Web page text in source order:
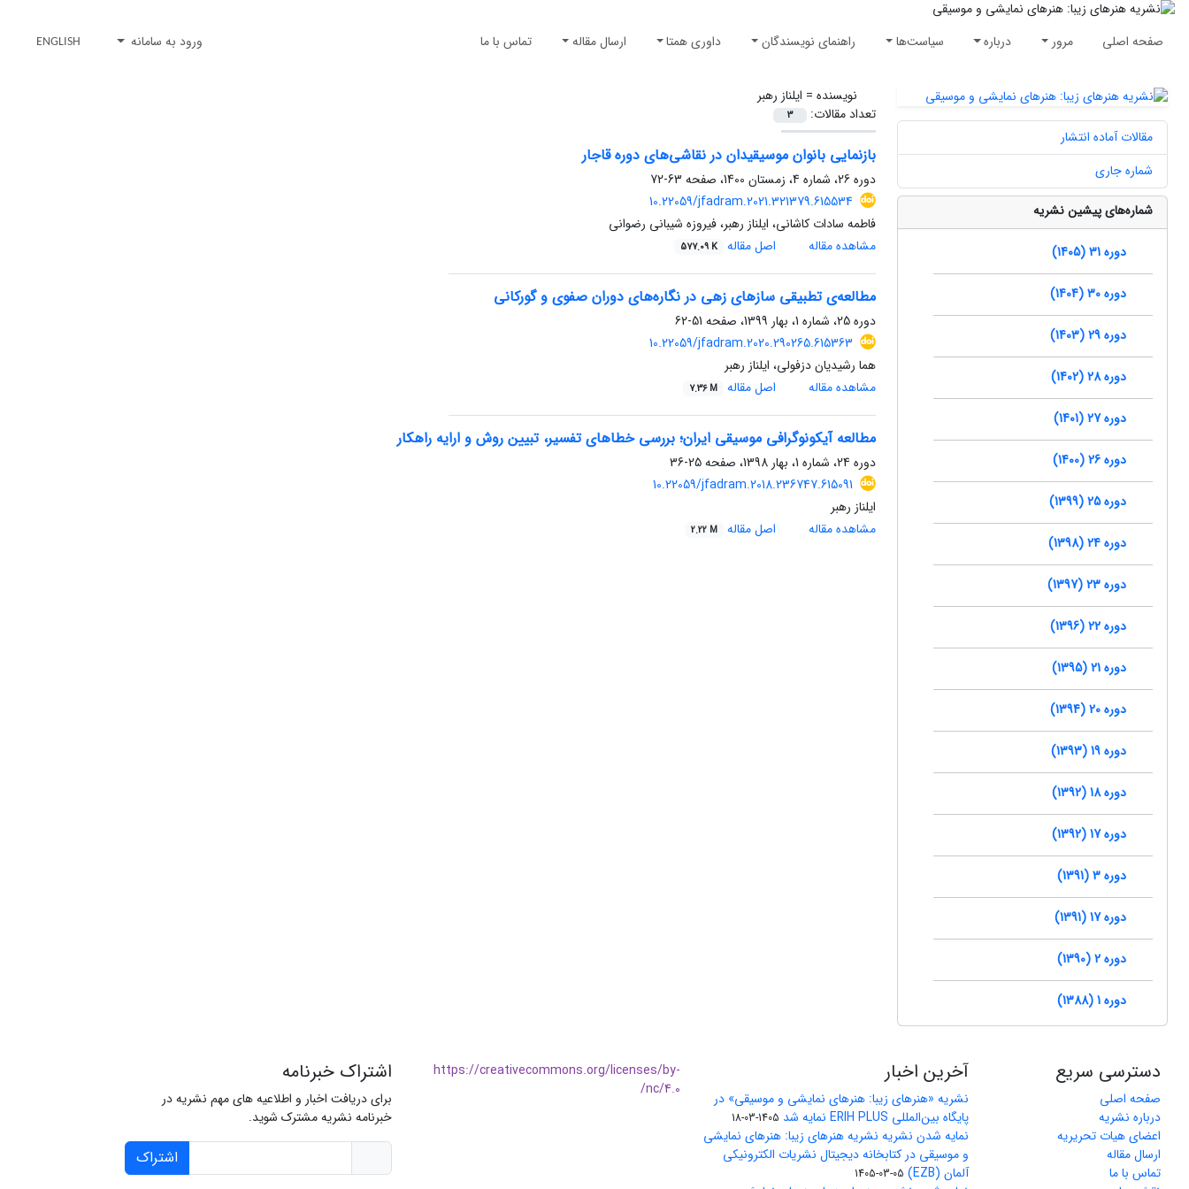
صفحه اصلی مرور درباره سیاست‌ها راهنمای نویسندگان داوری همتا ارسال مقاله تماس با ما ورود به سامانه ENGLISH
نویسنده = ایلناز رهبر
تعداد مقالات:
3
بازنمایی بانوان موسیقیدان در نقاشی‌های دوره قاجار
دوره 26، شماره 4، زمستان 1400، صفحه
63-72
10.22059/jfadram.2021.321379.615534
فاطمه سادات کاشانی، ایلناز رهبر، فیروزه شیبانی رضوانی
مشاهده مقاله
اصل مقاله 577.09 K
مطالعه‌ی تطبیقی سازهای زهی در نگاره‌های دوران صفوی و گورکانی
دوره 25، شماره 1، بهار 1399، صفحه
51-62
10.22059/jfadram.2020.290265.615363
هما رشیدیان دزفولی، ایلناز رهبر
مشاهده مقاله
اصل مقاله 7.36 M
مطالعه آیکونوگرافی موسیقی ایران؛ بررسی خطاهای تفسیر، تبیین روش و ارایه راهکار
دوره 24، شماره 1، بهار 1398، صفحه
25-36
10.22059/jfadram.2018.236747.615091
ایلناز رهبر
مشاهده مقاله
اصل مقاله 2.22 M
مقالات آماده انتشار
شماره جاری
شماره‌های پیشین نشریه
دوره 31 (1405)
دوره 30 (1404)
دوره 29 (1403)
دوره 28 (1402)
دوره 27 (1401)
دوره 26 (1400)
دوره 25 (1399)
دوره 24 (1398)
دوره 23 (1397)
دوره 22 (1396)
دوره 21 (1395)
دوره 20 (1394)
دوره 19 (1393)
دوره 18 (1392)
دوره 17 (1392)
دوره 3 (1391)
دوره 17 (1391)
دوره 2 (1390)
دوره 1 (1388)
دسترسی سریع
صفحه اصلی
درباره نشریه
اعضای هیات تحریریه
ارسال مقاله
تماس با ما
آخرین اخبار
نشریه «هنرهای زیبا: هنرهای نمایشی و موسیقی» در
پایگاه بین‌المللی ERIH PLUS نمایه شد
1405-03-18
نمایه شدن نشریه نشریه هنرهای زیبا: هنرهای نمایشی
و موسیقی در کتابخانه دیجیتال نشریات الکترونیکی
آلمان (EZB)
1405-03-05
https://creativecommons.org/licenses/by-
nc/4.0/
اشتراک خبرنامه
برای دریافت اخبار و اطلاعیه های مهم نشریه در
خبرنامه نشریه مشترک شوید.
اشتراک